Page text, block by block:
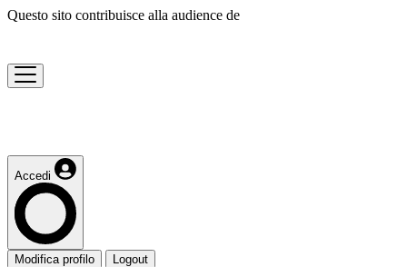
Questo sito contribuisce alla audience de
Accedi
Modifica profilo Logout